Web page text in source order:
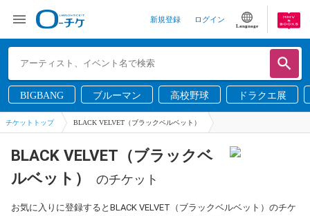
新規登録 ログイン
Language
BIGBANG ブルーマン 高校野球 ドラクエ展
チケットトップ BLACK VELVET（ブラックベルベット）
BLACK VELVET（ブラックベ
ルベット）
のチケット
お気に入りに登録するとBLACK VELVET（ブラックベルベット）のチケ